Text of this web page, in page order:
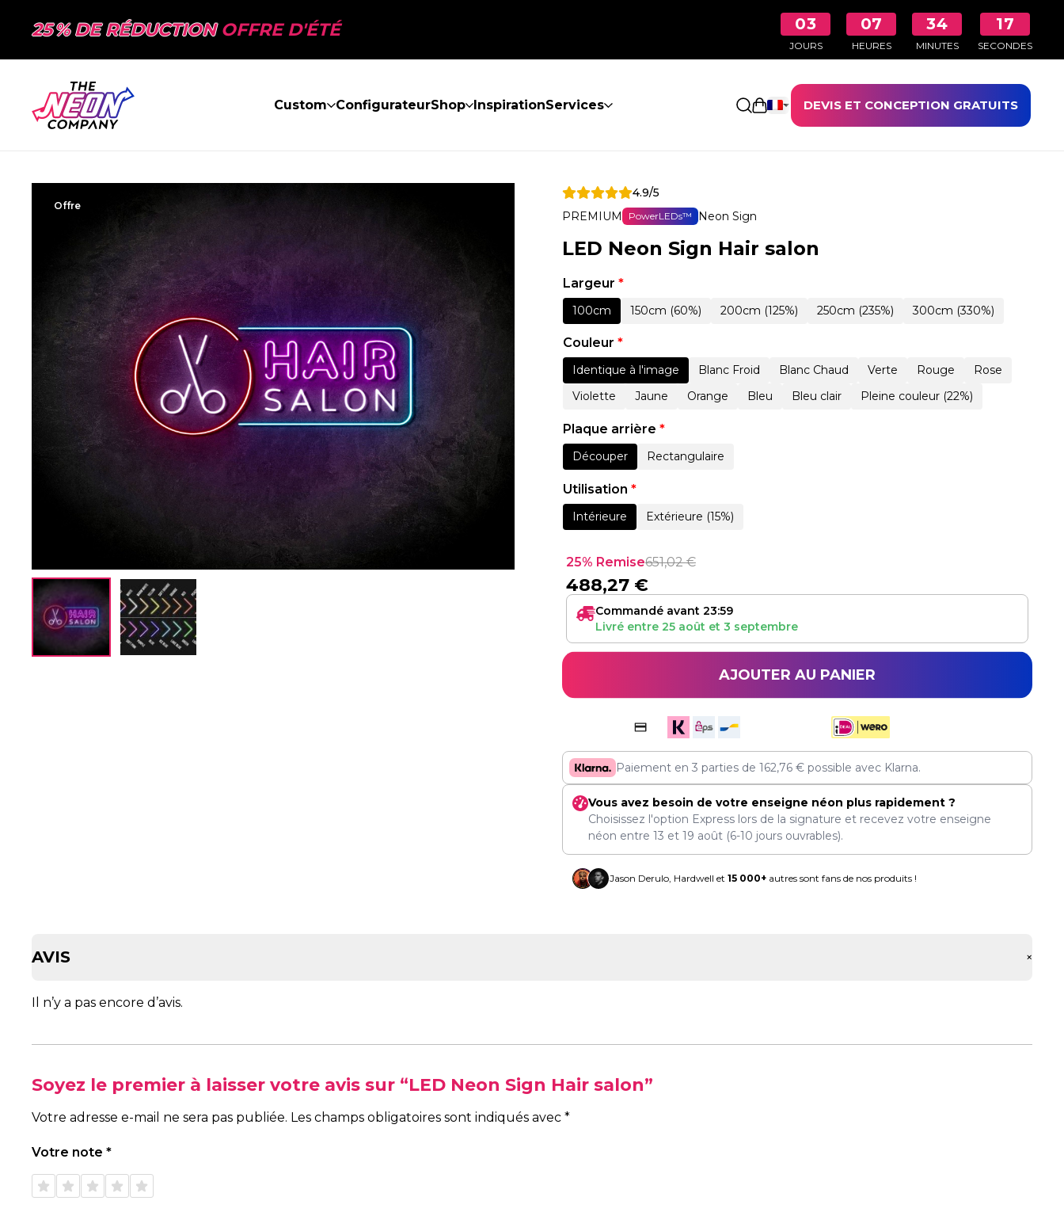
25 % DE RÉDUCTIONOFFRE D'ÉTÉ 03
JOURS
07
HEURES
34
MINUTES
16
SECONDES
Custom ConfigurateurShop InspirationServices Ouvrir le panierDEVIS ET CONCEPTION GRATUITS
Offre
4.9/5
PREMIUM
PowerLEDs™ Neon Sign
LED Neon Sign Hair salon
Largeur *
100cm 150cm (60%) 200cm (125%) 250cm (235%) 300cm (330%)
Couleur *
Identique à l'image Blanc Froid Blanc Chaud Verte Rouge
Rose
Violette
Jaune Orange Bleu Bleu clair Pleine couleur (22%)
Plaque arrière *
Découper Rectangulaire
Utilisation *
Intérieure Extérieure (15%)
25% Remise651,02€
488,27 €
Commandé avant 23:59
Livré entre 25 août et 3 septembre
AJOUTER AU PANIER
Paiement en 3 parties de162,76€ possible avec Klarna.
Vous avez besoin de votre enseigne néon plus rapidement ?
Choisissez l'option Express lors de la signature et recevez votre enseigne
néon entre 13 et 19 août(6-10 jours ouvrables).
Jason Derulo, Hardwell et 15 000+autres sont fans de nos produits !
AVIS +
Il n’y a pas encore d’avis.
Soyez le premier à laisser votre avis sur “LED Neon Sign Hair salon”
Votre adresse e-mail ne sera pas publiée. Les champs obligatoires sont indiqués avec *
Votre note *
1 étoile
sur 5
2 étoiles
sur 5
3 étoiles
sur 5
4 étoiles
sur 5
5 étoiles
sur 5